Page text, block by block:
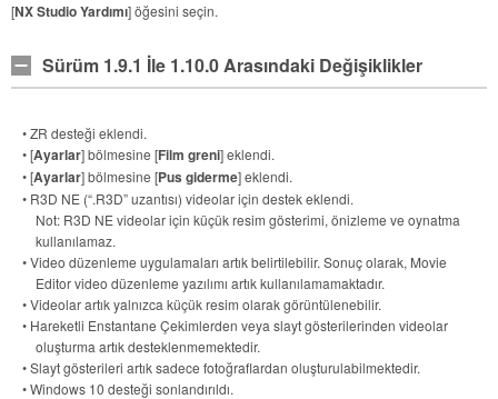
[NX Studio Yardımı] öğesini seçin.
Sürüm 1.9.1 İle 1.10.0 Arasındaki Değişiklikler
• ZR desteği eklendi.
• [Ayarlar] bölmesine [Film greni] eklendi.
• [Ayarlar] bölmesine [Pus giderme] eklendi.
• R3D NE (“.R3D” uzantısı) videolar için destek eklendi.
Not: R3D NE videolar için küçük resim gösterimi, önizleme ve oynatma
kullanılamaz.
• Video düzenleme uygulamaları artık belirtilebilir. Sonuç olarak, Movie
Editor video düzenleme yazılımı artık kullanılamamaktadır.
• Videolar artık yalnızca küçük resim olarak görüntülenebilir.
• Hareketli Enstantane Çekimlerden veya slayt gösterilerinden videolar
oluşturma artık desteklenmemektedir.
• Slayt gösterileri artık sadece fotoğraflardan oluşturulabilmektedir.
• Windows 10 desteği sonlandırıldı.